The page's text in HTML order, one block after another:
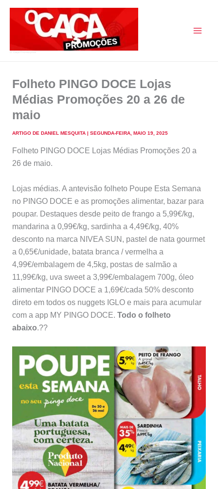
Folheto PINGO DOCE Lojas
Médias Promoções 20 a 26 de
maio
ARTIGO DE DANIEL MESQUITA | SEGUNDA-FEIRA, MAIO 19, 2025
Folheto PINGO DOCE Lojas Médias Promoções 20 a
26 de maio.
Lojas médias. A antevisão folheto Poupe Esta Semana
no PINGO DOCE e as promoções alimentar, bazar para
poupar. Destaques desde peito de frango a 5,99€/kg,
mandarina a 0,99€/kg, sardinha a 4,49€/kg, 40%
desconto na marca NIVEA SUN, pastel de nata gourmet
a 0,65€/unidade, batata branca / vermelha a
4,99€/embalagem de 4,5kg, postas de salmão a
11,99€/kg, uva sweet a 3,99€/embalagem 700g, óleo
alimentar PINGO DOCE a 1,69€/cada 50% desconto
direto em todos os nuggets IGLO e mais para acumular
com a app MY PINGO DOCE. Todo o folheto
abaixo.??